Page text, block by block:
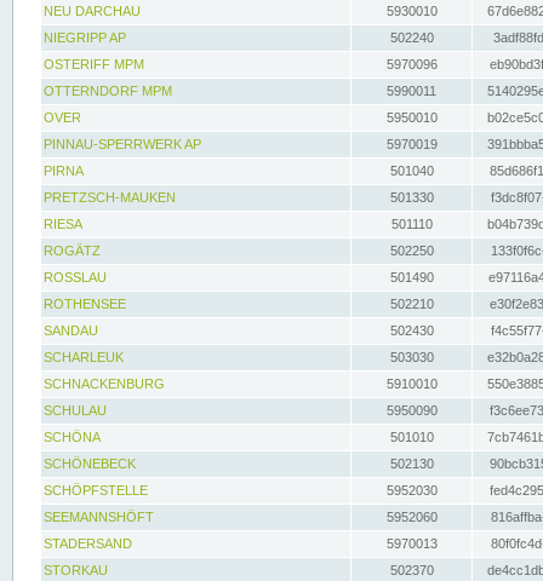
NEU DARCHAU
5930010
NIEGRIPP AP
502240
OSTERIFF MPM
5970096
OTTERNDORF MPM
5990011
OVER
5950010
PINNAU-SPERRWERK AP
5970019
PIRNA
501040
PRETZSCH-MAUKEN
501330
RIESA
501110
ROGÄTZ
502250
ROSSLAU
501490
ROTHENSEE
502210
SANDAU
502430
SCHARLEUK
503030
SCHNACKENBURG
5910010
SCHULAU
5950090
SCHÖNA
501010
SCHÖNEBECK
502130
SCHÖPFSTELLE
5952030
SEEMANNSHÖFT
5952060
STADERSAND
5970013
STORKAU
502370